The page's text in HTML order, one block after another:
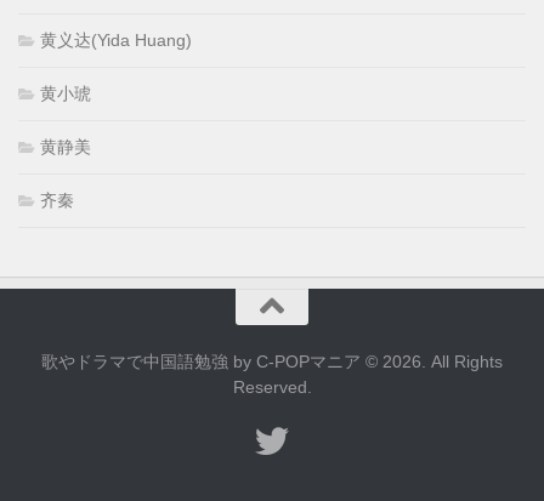
黄义达(Yida Huang)
黄小琥
黄静美
齐秦
歌やドラマで中国語勉強 by C-POPマニア © 2026. All Rights
Reserved.